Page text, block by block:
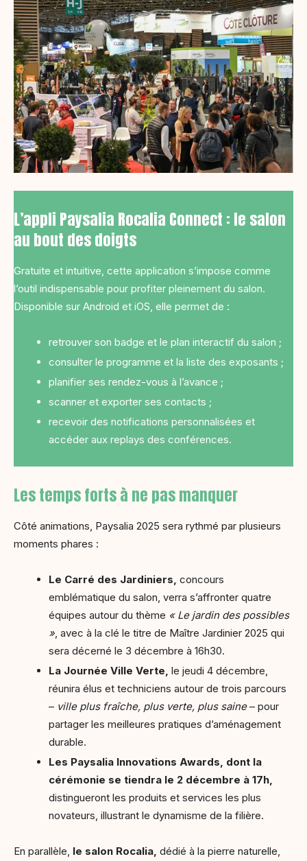
L’appli Paysalia Rocalia Connect : le salon
au bout des doigts
Gratuite et intuitive, cette application s’impose comme
l’outil indispensable pour profiter pleinement du salon.
Disponible sur Android et iOS, elle permet de :
retrouver son badge et le plan interactif du salon ;
consulter le programme et la liste des exposants ;
planifier ses rendez-vous à l’avance ;
scanner et exporter ses contacts ;
recevoir des notifications personnalisées et
accéder aux replays des conférences.
Les temps forts à ne pas manquer
Côté animations, Paysalia 2025 sera rythmé par plusieurs
moments phares :
Le Carré des Jardiniers, concours
emblématique du salon, verra s’affronter quatre
équipes autour du thème « Le jardin des possibles
», avec à la clé le titre de Maître Jardinier 2025 qui
sera décerné le 3 décembre à 16h30.
La Journée Ville Verte, le jeudi 4 décembre,
réunira élus et techniciens autour de trois parcours
– ville plus fraîche, plus verte, plus saine– pour
partager les meilleures pratiques d’aménagement
durable.
Les Paysalia Innovations Awards, dont la
cérémonie se tiendra le 2 décembre à 17h,
distingueront les produits et services les plus
novateurs, illustrant le dynamisme de la filière.
En parallèle, le salon Rocalia, dédié à la pierre naturelle,